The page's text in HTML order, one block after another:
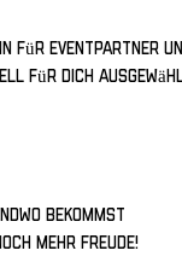
für Eventpartner
für dich
bekommst
mehr Freude!